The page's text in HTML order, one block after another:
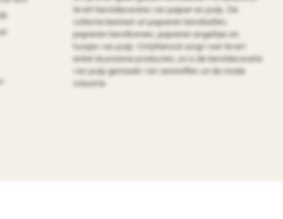
levert kerstdecoratie van papier en pulp. De
collectie bestaat uit papieren kerstballen,
papieren kerstbomen, papieren engeltjes en
huisjes van pulp. OnlyNatural zorgt voor levert
enkel duurzame producten, zo is de kerstdecoratie
van pulp gemaakt van reststoffen uit de mode
industrie.